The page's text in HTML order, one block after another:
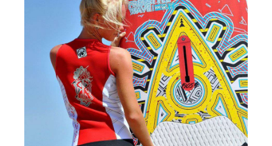
Медиа архив
Фотки
Видео
Места катания
Наши Станции
Ветратория.Вьетнам